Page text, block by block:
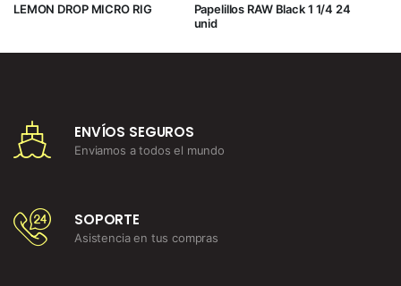
LEMON DROP MICRO RIG
Papelillos RAW Black 1 1/4 24
unid
ENVÍOS SEGUROS
Enviamos a todos el mundo
SOPORTE
Asistencia en tus compras